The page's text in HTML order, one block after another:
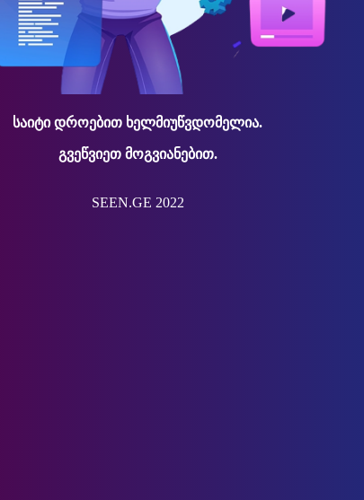
საიტი დროებით ხელმიუწვდომელია.
გვეწვიეთ მოგვიანებით.
SEEN.GE 2022